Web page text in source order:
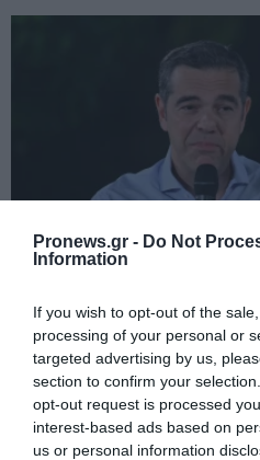
Pronews.gr - Do Not
Information
If you wish to opt-out of the
processing of your personal or
targeted advertising by us,
section to confirm your
opt-out request is processed
interest-based ads based on
us or personal information
Αυτός είναι ο
φεύγει από την
«μετακομίζει» στην
Τσίπρα